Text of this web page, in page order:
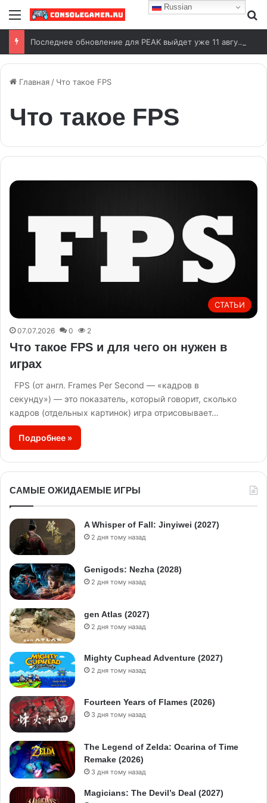
Меню
Последнее обновление для PEAK выйдет уже 11 августа
Главная / Что такое FPS
Что такое FPS
СТАТЬИ
07.07.2026 0 2
Что такое FPS и для чего он нужен в
играх
FPS (от англ. Frames Per Second — «кадров в
секунду») — это показатель, который говорит, сколько
кадров (отдельных картинок) игра отрисовывает…
Подробнее »
САМЫЕ ОЖИДАЕМЫЕ ИГРЫ
A Whisper of Fall: Jinyiwei (2027)
2 дня тому назад
Genigods: Nezha (2028)
2 дня тому назад
gen Atlas (2027)
2 дня тому назад
Mighty Cuphead Adventure (2027)
2 дня тому назад
Fourteen Years of Flames (2026)
3 дня тому назад
The Legend of Zelda: Ocarina of Time
Remake (2026)
3 дня тому назад
Magicians: The Devil’s Deal (2027)
Russian